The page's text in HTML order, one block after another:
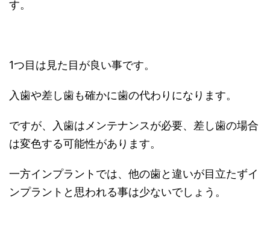
す。
1つ目は見た目が良い事です。
入歯や差し歯も確かに歯の代わりになります。
ですが、入歯はメンテナンスが必要、差し歯の場合
は変色する可能性があります。
一方インプラントでは、他の歯と違いが目立たずイ
ンプラントと思われる事は少ないでしょう。